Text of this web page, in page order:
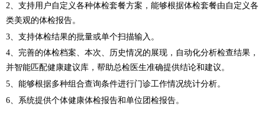
2、支持用户自定义各种体检套餐方案，能够根据体检套餐由自定义各
类美观的体检报告。
3、支持体检结果的批量或单个扫描输入。
4、完善的体检档案、本次、历史情况的展现，自动化分析检查结果，
并智能匹配健康建议库，帮助总检医生准确提供结论和建议。
5、能够根据多种组合查询条件进行门诊工作情况统计分析。
6、系统提供个体健康体检报告和单位团检报告。